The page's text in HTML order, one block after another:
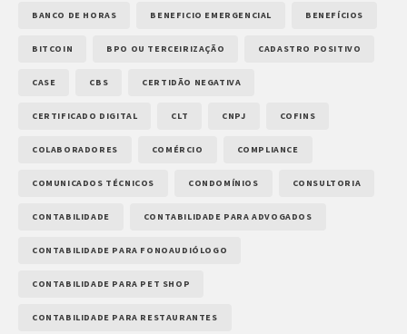
BANCO DE HORAS BENEFICIO EMERGENCIAL BENEFÍCIOS
BITCOIN BPO OU TERCEIRIZAÇÃO CADASTRO POSITIVO
CASE CBS CERTIDÃO NEGATIVA
CERTIFICADO DIGITAL CLT CNPJ COFINS
COLABORADORES COMÉRCIO COMPLIANCE
COMUNICADOS TÉCNICOS CONDOMÍNIOS CONSULTORIA
CONTABILIDADE CONTABILIDADE PARA ADVOGADOS
CONTABILIDADE PARA FONOAUDIÓLOGO
CONTABILIDADE PARA PET SHOP
CONTABILIDADE PARA RESTAURANTES